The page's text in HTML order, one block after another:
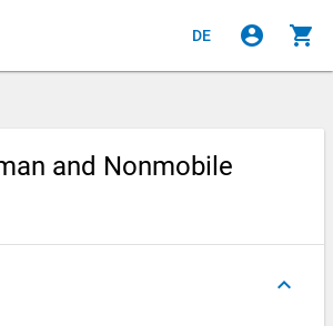
DE account_circle shopping_cart
and Nonmobile
keyboard_arrow_up